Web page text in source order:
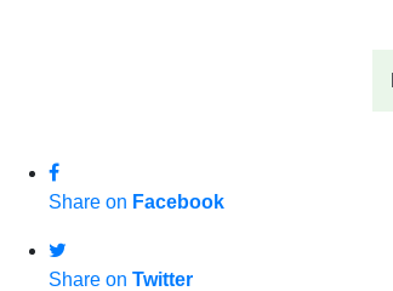
Share on Facebook
Share on Twitter